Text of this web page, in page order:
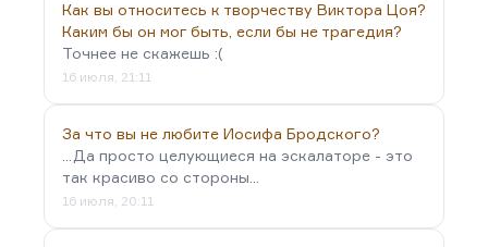
Как вы относитесь к творчеству Виктора Цоя?
Каким бы он мог быть, если бы не трагедия?
Точнее не скажешь :(
16 июля, 21:11
За что вы не любите Иосифа Бродского?
...Да просто целующиеся на эскалаторе - это
так красиво со стороны...
16 июля, 20:11